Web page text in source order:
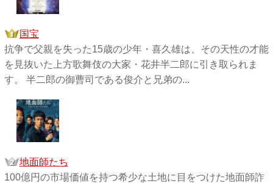
国宝
抗争で父親を失った15歳の少年・喜久雄は、その天性の才能
を見抜いた上方歌舞伎の大家・花井半二郎に引き取られま
す。 半二郎の御曹司である俊介と兄弟の...
地面師たち
100億円の市場価値を持つ希少な土地に目をつけた地面師詐